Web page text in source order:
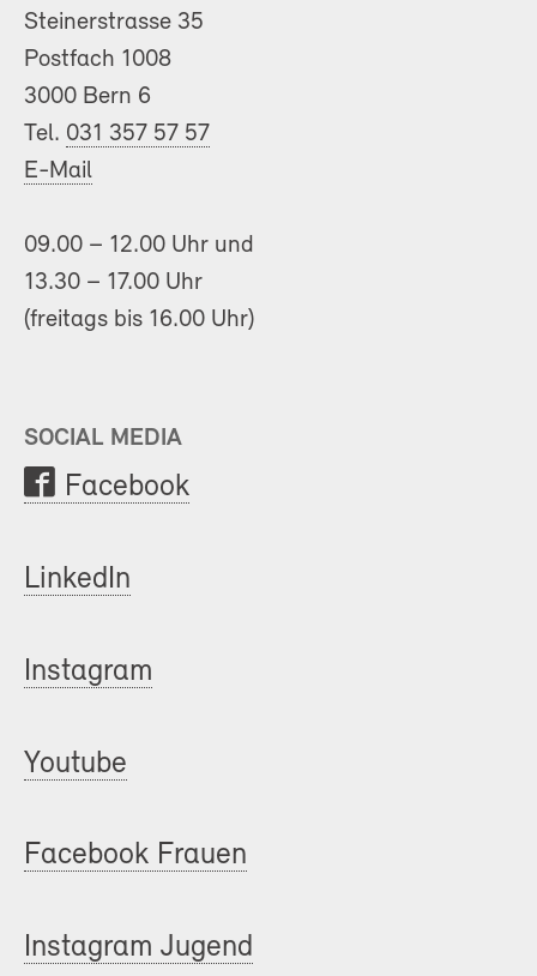
Steinerstrasse 35
Postfach 1008
3000 Bern 6
Tel. 031 357 57 57
E-Mail
09.00 – 12.00 Uhr und
13.30 – 17.00 Uhr
(freitags bis 16.00 Uhr)
SOCIAL MEDIA
Facebook
LinkedIn
Instagram
Youtube
Facebook Frauen
Instagram Jugend